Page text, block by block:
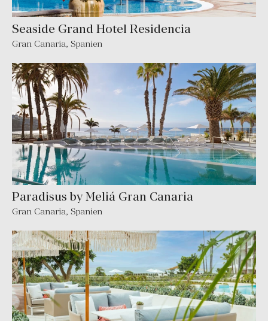
Seaside Grand Hotel Residencia
Gran Canaria, Spanien
Paradisus by Meliá Gran Canaria
Gran Canaria, Spanien